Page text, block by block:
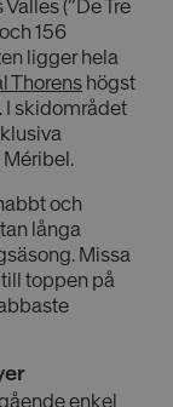
(“De Tre
156
ligger hela
Thorens högst
I skidområdet
och
långa
Missa
toppen på
enkel